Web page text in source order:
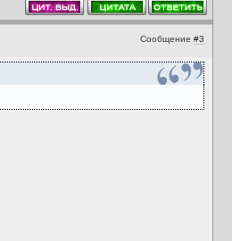
Сообщение #3